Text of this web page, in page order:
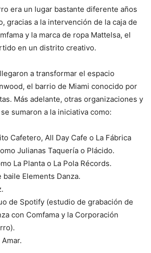
era un lugar bastante diferente años
gracias a la intervención de la caja de
y la marca de ropa Mattelsa, el
en un distrito creativo.
a transformar el espacio
el barrio de Miami conocido por
Más adelante, otras organizaciones y
sumaron a la iniciativa como:
Cafetero, All Day Cafe o La Fábrica
Julianas Taquería o Plácido.
La Planta o La Pola Récords.
baile Elements Danza.
de Spotify (estudio de grabación de
con Comfama y la Corporación